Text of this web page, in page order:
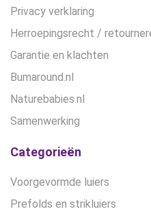
Privacy verklaring
Herroepingsrecht /
Garantie en klachten
Bumaround.nl
Naturebabies.nl
Samenwerking
Categorieën
Voorgevormde luiers
Prefolds en strikluiers